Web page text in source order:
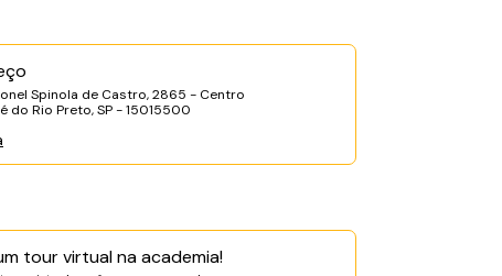
Spinola de Castro, 2865 - Centro
do Rio Preto, SP - 15015500
tour virtual na academia!